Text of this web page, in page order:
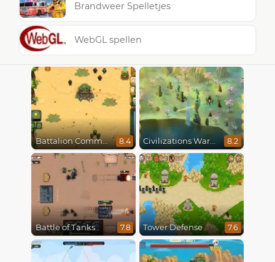
Brandweer Spelletjes
WebGL spellen
Battalion Commander 8.4 Civilizations Wars Master Edition 8.2
Battle of Tanks 7.8 Tower Defense 7.6